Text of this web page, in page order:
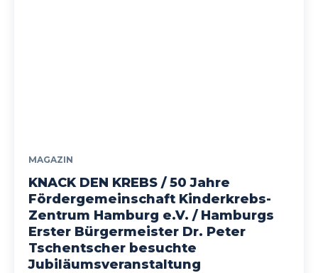
MAGAZIN
KNACK DEN KREBS / 50 Jahre
Fördergemeinschaft Kinderkrebs-
Zentrum Hamburg e.V. / Hamburgs
Erster Bürgermeister Dr. Peter
Tschentscher besuchte
Jubiläumsveranstaltung